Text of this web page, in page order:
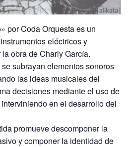
por Coda Orquesta es un
eléctricos y
obra de Charly García.
subrayan elementos sonoros
las ideas musicales del
decisiones mediante el uso de
en el desarrollo del
promueve descomponer la
y componer la identidad de